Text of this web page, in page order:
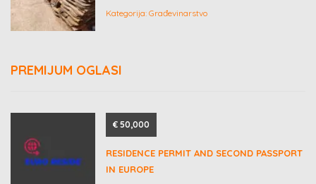
Kategorija: Građevinarstvo
PREMIJUM OGLASI
€ 50,000
RESIDENCE PERMIT AND SECOND PASSPORT
IN EUROPE